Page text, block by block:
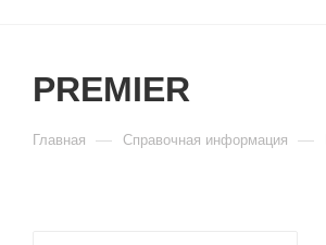
PREMIER
Главная — Справочная информация —